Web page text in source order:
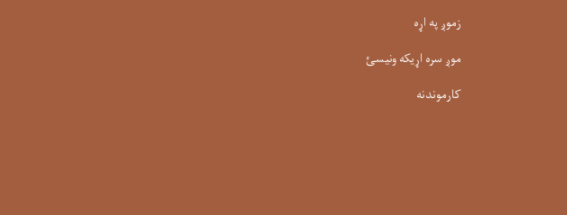
زموږ په اړه
موږ سره اړیکه ونیسئ
کارموندنه